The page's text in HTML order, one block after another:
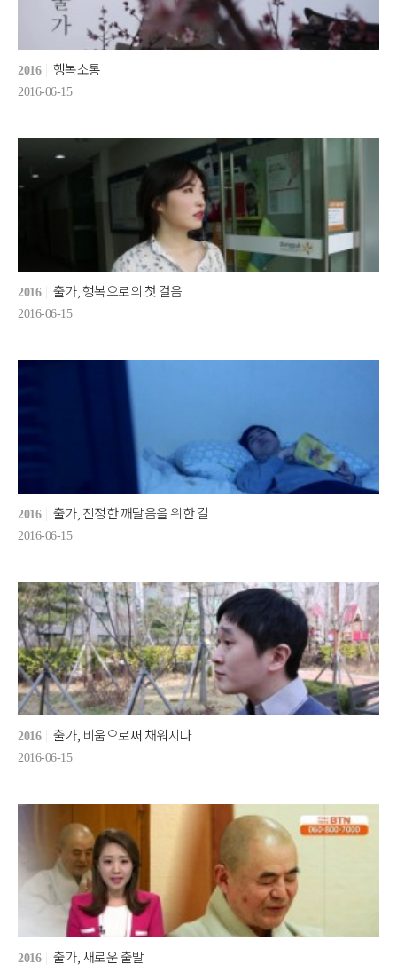
2016 행복소통
2016-06-15
2016 출가, 행복으로의 첫 걸음
2016-06-15
2016 출가, 진정한 깨달음을 위한 길
2016-06-15
2016 출가, 비움으로써 채워지다
2016-06-15
2016 출가, 새로운 출발